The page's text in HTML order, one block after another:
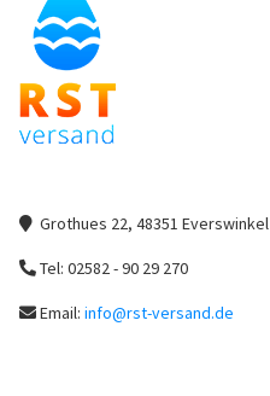
Grothues 22, 48351 Everswinkel
Tel: 02582 - 90 29 270
Email: info@rst-versand.de